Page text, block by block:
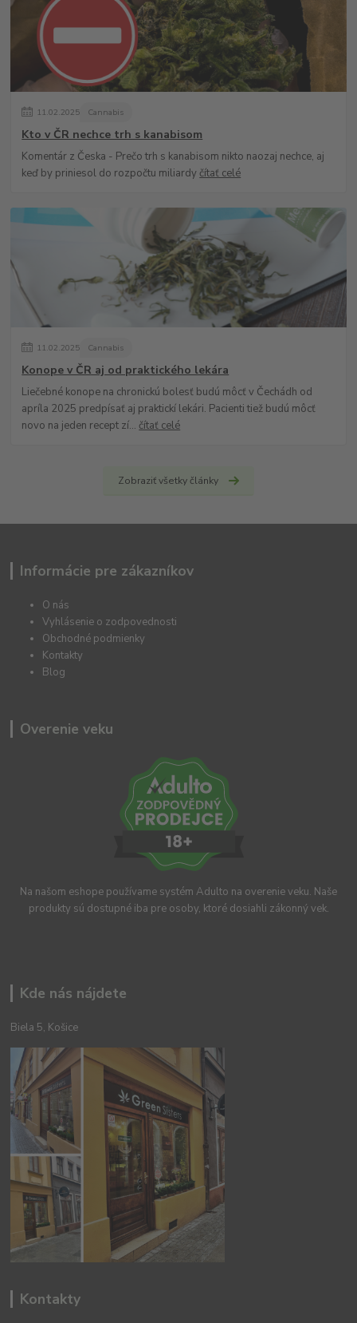
11.02.2025 Cannabis
Kto v ČR nechce trh s kanabisom
Komentár z Česka - Prečo trh s kanabisom nikto naozaj nechce, aj
keď by priniesol do rozpočtu miliardy čítať celé
11.02.2025 Cannabis
Konope v ČR aj od praktického lekára
Liečebné konope na chronickú bolesť budú môcť v Čechádh od
apríla 2025 predpísať aj praktickí lekári. Pacienti tiež budú môcť
novo na jeden recept zí... čítať celé
Zobraziť všetky články
Informácie pre zákazníkov
O nás
Vyhlásenie o zodpovednosti
Obchodné podmienky
Kontakty
Blog
Overenie veku
Na našom eshope používame systém Adulto na overenie veku. Naše
produkty sú dostupné iba pre osoby, ktoré dosiahli zákonný vek.
Kde nás nájdete
Biela 5, Košice
Kontakty